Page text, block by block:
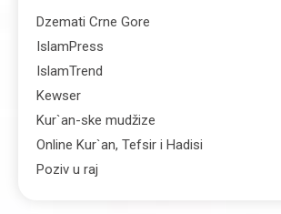
Dzemati Crne Gore
IslamPress
IslamTrend
Kewser
Kur`an-ske mudžize
Online Kur`an, Tefsir i Hadisi
Poziv u raj